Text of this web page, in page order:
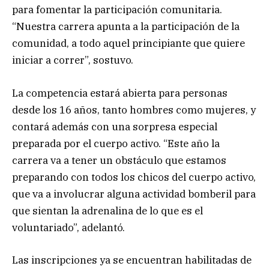
para fomentar la participación comunitaria.
“Nuestra carrera apunta a la participación de la
comunidad, a todo aquel principiante que quiere
iniciar a correr”, sostuvo.
La competencia estará abierta para personas
desde los 16 años, tanto hombres como mujeres, y
contará además con una sorpresa especial
preparada por el cuerpo activo. “Este año la
carrera va a tener un obstáculo que estamos
preparando con todos los chicos del cuerpo activo,
que va a involucrar alguna actividad bomberil para
que sientan la adrenalina de lo que es el
voluntariado”, adelantó.
Las inscripciones ya se encuentran habilitadas de